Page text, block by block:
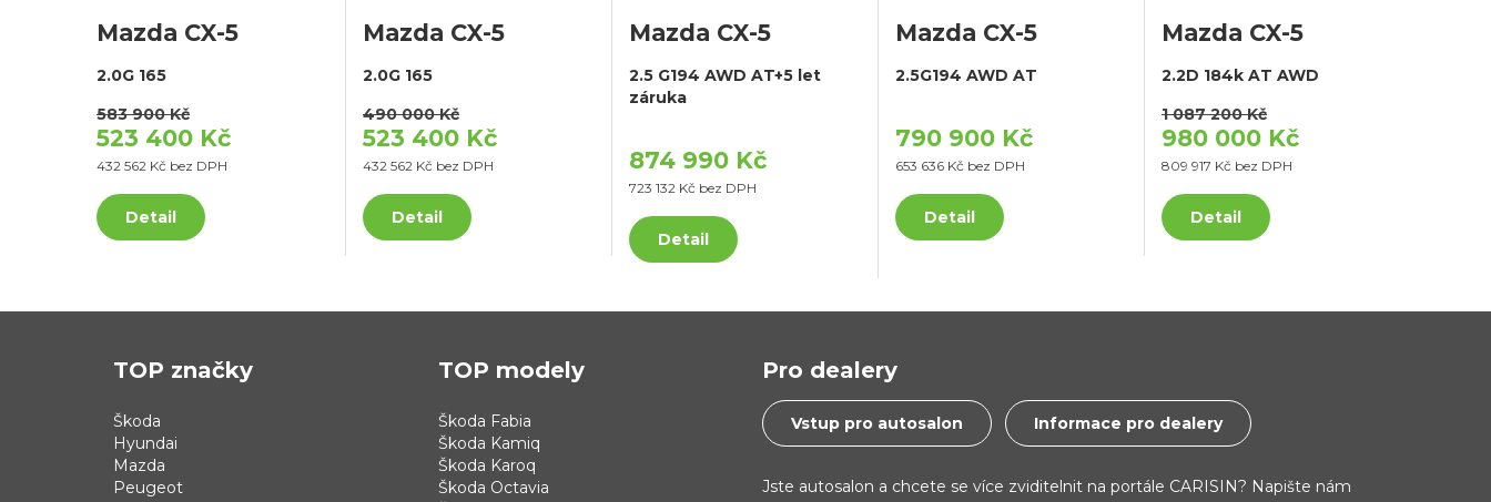
Mazda CX-5
2.0G 165
583 900 Kč
523 400 Kč
432 562 Kč bez DPH
Detail
Mazda CX-5
2.0G 165
490 000 Kč
523 400 Kč
432 562 Kč bez DPH
Detail
Mazda CX-5
2.5 G194 AWD AT+5 let
záruka
874 990 Kč
723 132 Kč bez DPH
Detail
Mazda CX-5
2.5G194 AWD AT
790 900 Kč
653 636 Kč bez DPH
Detail
Mazda CX-5
2.2D 184k AT AWD
1 087 200 Kč
980 000 Kč
809 917 Kč bez DPH
Detail
TOP značky
Škoda
Hyundai
Mazda
Peugeot
TOP modely
Škoda Fabia
Škoda Kamiq
Škoda Karoq
Škoda Octavia
Pro dealery
Vstup pro autosalon Informace pro dealery
Jste autosalon a chcete se více zviditelnit na portále CARISIN? Napište nám